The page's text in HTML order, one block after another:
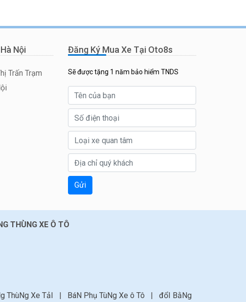
Nội
Trấn Trạm
Đăng Ký Mua Xe Tại Oto8s
Sẽ được tặng 1 năm bảo hiểm TNDS
Gửi
THÙNG XE Ô TÔ
ThùNg Xe TảI | BáN Phụ TùNg Xe ô Tô | đổI BằNg